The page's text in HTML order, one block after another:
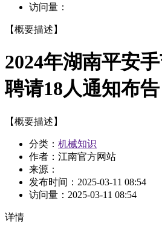
访问量：
【概要描述】
2024年湖南平安
聘请18人通知布告
【概要描述】
分类： 机械知识
作者：江南官方网站
来源：
发布时间： 2025-03-11 08:54
访问量： 2025-03-11 08:54
详情